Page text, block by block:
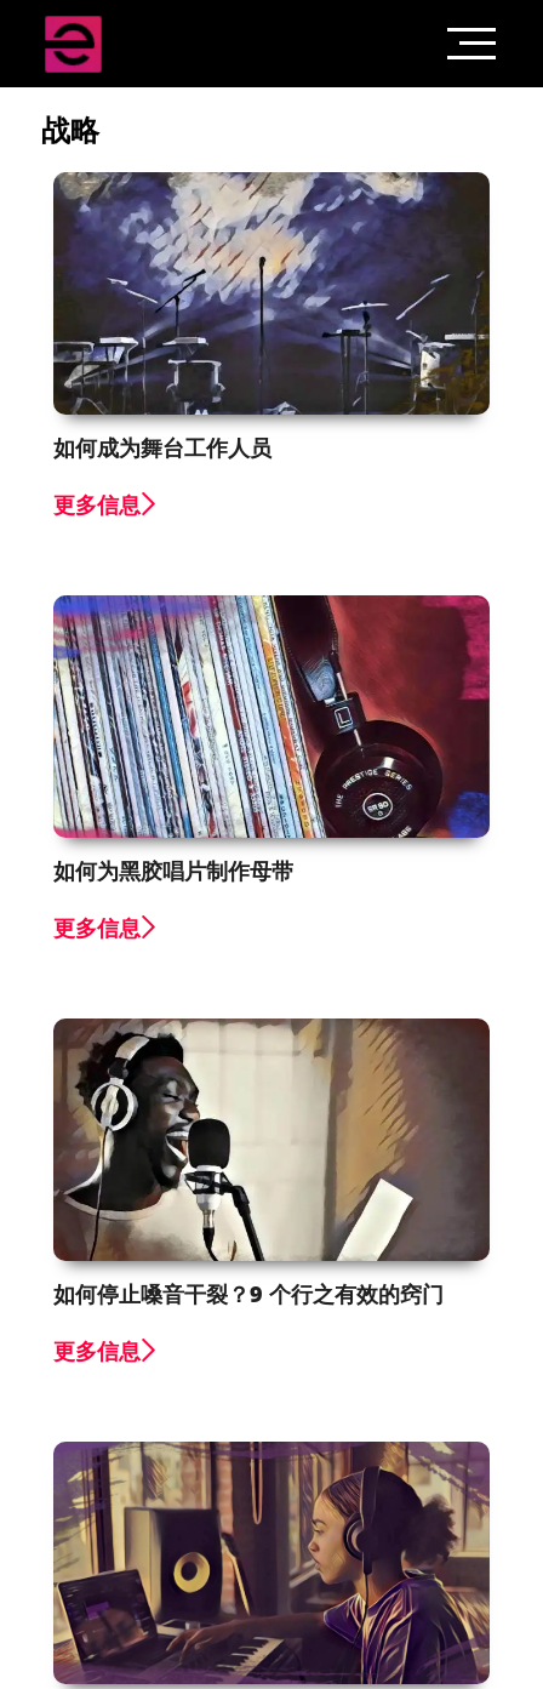
战略
如何成为舞台工作人员
更多信息
如何为黑胶唱片制作母带
更多信息
如何停止嗓音干裂？9 个行之有效的窍门
更多信息